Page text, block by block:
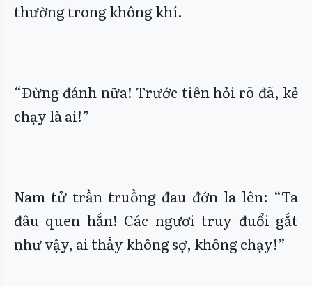
thường trong không khí.
“Đừng đánh nữa! Trước tiên hỏi rõ đã, kẻ
chạy là ai!”
Nam tử trần truồng đau đớn la lên: “Ta
đâu quen hắn! Các ngươi truy đuổi gắt
như vậy, ai thấy không sợ, không chạy!”